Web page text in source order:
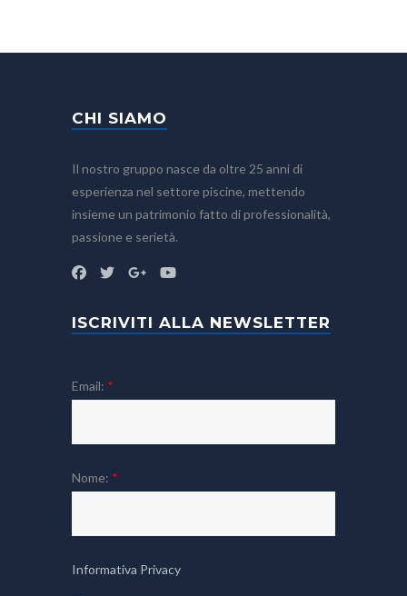
CHI SIAMO
Il nostro gruppo nasce da oltre 25 anni di
esperienza nel settore piscine, mettendo
insieme un patrimonio fatto di professionalità,
passione e serietà.
ISCRIVITI ALLA NEWSLETTER
Email: *
Nome: *
Informativa Privacy